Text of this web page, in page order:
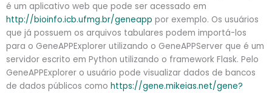
é um aplicativo web que pode ser acessado em
http://bioinfo.icb.ufmg.br/geneapp por exemplo. Os usuários
que já possuem os arquivos tabulares podem importá-los
para o GeneAPPExplorer utilizando o GeneAPPServer que é um
servidor escrito em Python utilizando o framework Flask. Pelo
GeneAPPExplorer o usuário pode visualizar dados de bancos
de dados públicos como https://gene.mikeias.net/gene?